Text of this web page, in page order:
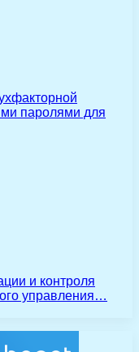
паролями для
и контроля
управления…